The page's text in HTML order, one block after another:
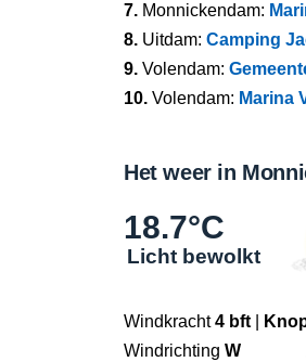
7. Monnickendam:
8. Uitdam: Camping
9. Volendam:
10. Volendam: Marina
Het weer in
18.7°C
Licht bewolkt
Windkracht4 bft
Windrichting W